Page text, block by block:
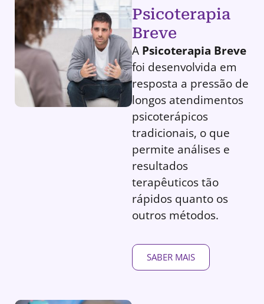
Psicoterapia
Breve
A Psicoterapia Breve
foi desenvolvida em
resposta a pressão de
longos atendimentos
psicoterápicos
tradicionais, o que
permite análises e
resultados
terapêuticos tão
rápidos quanto os
outros métodos.
SABER MAIS